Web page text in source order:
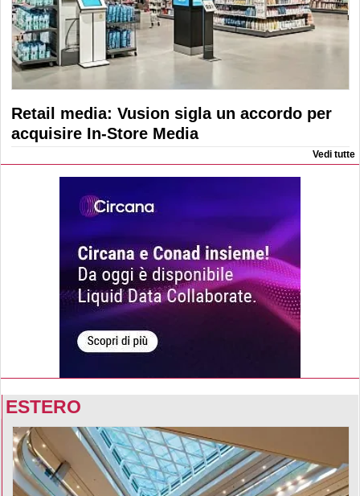
Retail media: Vusion sigla un accordo per
acquisire In-Store Media
Vedi tutte
ESTERO